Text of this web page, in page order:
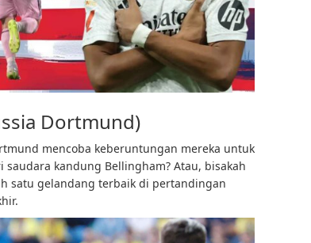
Dortmund)
mencoba keberuntungan mereka untuk
kandung Bellingham? Atau, bisakah
satu gelandang terbaik di pertandingan